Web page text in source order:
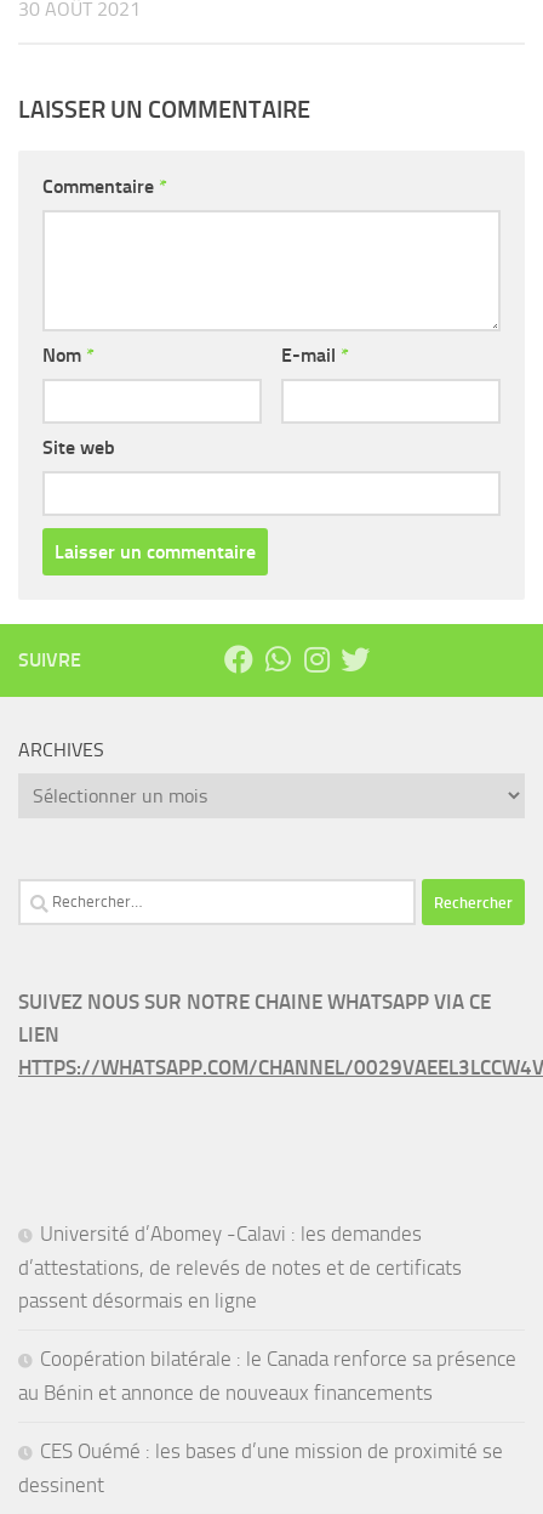
30 AOÛT 2021
LAISSER UN COMMENTAIRE
Commentaire *
Nom * E-mail *
Site web
SUIVRE
ARCHIVES
Archives
Rechercher :
SUIVEZ NOUS SUR NOTRE CHAINE WHATSAPP VIA CE
LIEN
HTTPS://WHATSAPP.COM/CHANNEL/
Université d’Abomey -Calavi : les demandes
d’attestations, de relevés de notes et de certificats
passent désormais en ligne
Coopération bilatérale : le Canada renforce sa présence
au Bénin et annonce de nouveaux financements
CES Ouémé : les bases d’une mission de proximité se
dessinent